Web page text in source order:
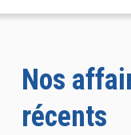
Nos
récents